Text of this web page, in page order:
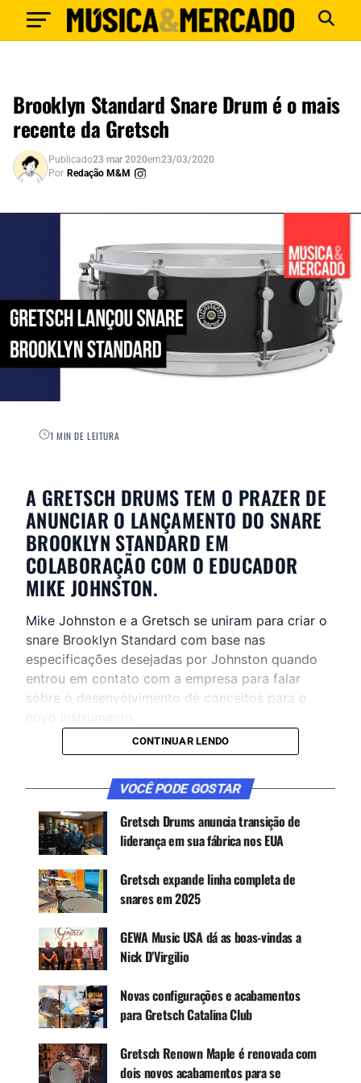
Brooklyn Standard Snare Drum é o mais
recente da Gretsch
Publicado23 mar 2020em23/03/2020
Por Redação M&M
1 MIN DE LEITURA
A GRETSCH DRUMS TEM O PRAZER DE
ANUNCIAR O LANÇAMENTO DO SNARE
BROOKLYN STANDARD EM
COLABORAÇÃO COM O EDUCADOR
MIKE JOHNSTON.
Mike Johnston e a Gretsch se uniram para criar o
snare Brooklyn Standard com base nas
especificações desejadas por Johnston quando
entrou em contato com a empresa para falar
sobre o desenvolvimento de conceitos para o
CONTINUE ACOMPANHANDO
Receba novas matérias do Música & Mercado no
WhatsApp e no Google News.
Entre os requisitos estava a versatilidade, uma
ampla faixa dinâmica e desempenho destacado
ao tocar em uma variedade de afinações. Além
disso, precisava ser acessível a estudantes e
bateristas prontos para configurar seu primeiro
CONTINUAR LENDO
VOCÊ PODE GOSTAR
Gretsch Drums anuncia transição de
liderança em sua fábrica nos EUA
Gretsch expande linha completa de
snares em 2025
GEWA Music USA dá as boas-vindas a
Nick D’Virgilio
Novas configurações e acabamentos
para Gretsch Catalina Club
Gretsch Renown Maple é renovada com
dois novos acabamentos para se